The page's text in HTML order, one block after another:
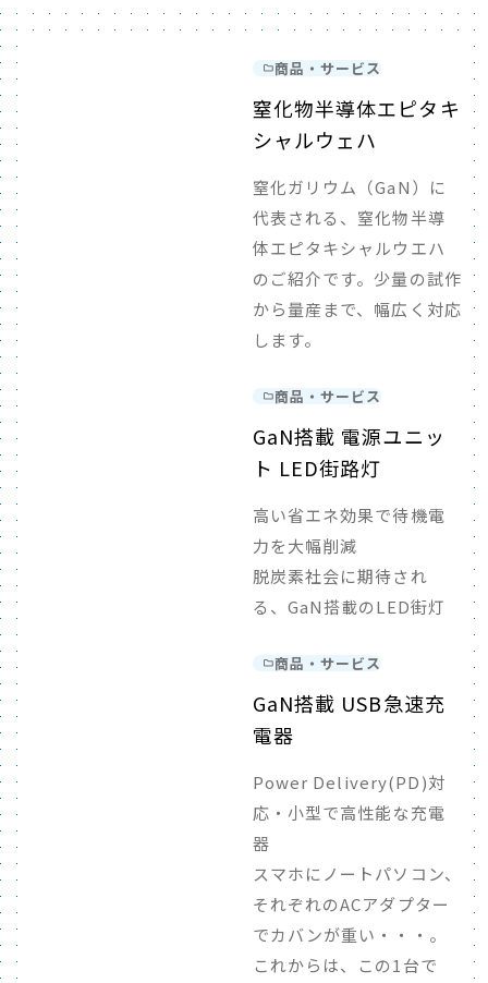
商品・サービス
窒化物半導体エピタキ
シャルウェハ
窒化ガリウム（GaN）に
代表される、窒化物半導
体エピタキシャルウエハ
のご紹介です。少量の試作
から量産まで、幅広く対応
します。
商品・サービス
GaN搭載 電源ユニッ
ト LED街路灯
高い省エネ効果で待機電
力を大幅削減
脱炭素社会に期待され
る、GaN搭載のLED街灯
商品・サービス
GaN搭載 USB急速充
電器
Power Delivery(PD)対
応・小型で高性能な充電
器
スマホにノートパソコン、
それぞれのACアダプター
でカバンが重い・・・。
これからは、この1台で